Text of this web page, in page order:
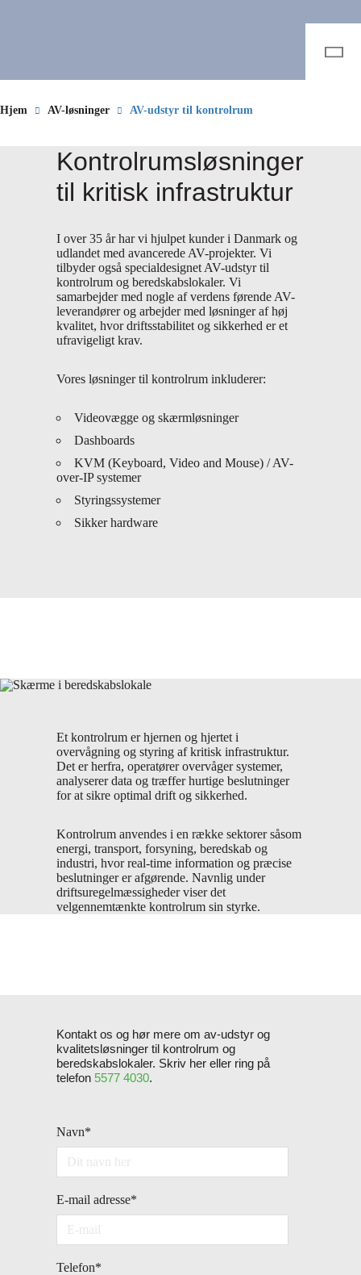
Hjem AV-løsninger AV-udstyr til kontrolrum
Kontrolrumsløsninger
til kritisk infrastruktur
I over 35 år har vi hjulpet kunder i Danmark og
udlandet med avancerede AV-projekter. Vi
tilbyder også specialdesignet AV-udstyr til
kontrolrum og beredskabslokaler. Vi
samarbejder med nogle af verdens førende AV-
leverandører og arbejder med løsninger af høj
kvalitet, hvor driftsstabilitet og sikkerhed er et
ufravigeligt krav.
Vores løsninger til kontrolrum inkluderer:
Videovægge og skærmløsninger
Dashboards
KVM (Keyboard, Video and Mouse) / AV-
over-IP systemer
Styringssystemer
Sikker hardware
Et kontrolrum er hjernen og hjertet i
overvågning og styring af kritisk infrastruktur.
Det er herfra, operatører overvåger systemer,
analyserer data og træffer hurtige beslutninger
for at sikre optimal drift og sikkerhed.
Kontrolrum anvendes i en række sektorer såsom
energi, transport, forsyning, beredskab og
industri, hvor real-time information og præcise
beslutninger er afgørende. Navnlig under
driftsuregelmæssigheder viser det
velgennemtænkte kontrolrum sin styrke.
Kontakt os og hør mere om av-udstyr og
kvalitetsløsninger til kontrolrum og
beredskabslokaler. Skriv her eller ring på
telefon 5577 4030.
Navn*
E-mail adresse*
Telefon*